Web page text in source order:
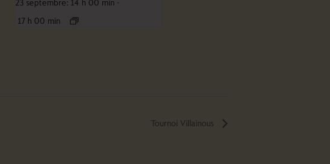
17 h 00 min
Tournoi Villainous